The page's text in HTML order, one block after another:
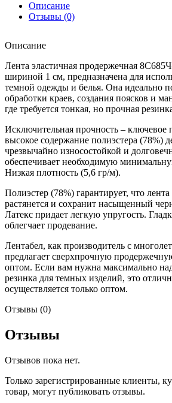
Описание
Отзывы (0)
Описание
Лента эластичная продержечная
шириной 1 см, предназначена для
темной одежды и белья. Она идеально
обработки краев, создания поясков и
где требуется тонкая, но прочная
Исключительная прочность –
высокое содержание полиэстера (78%)
чрезвычайно износостойкой и
обеспечивает необходимую
Низкая плотность (5,6 гр/м).
Полиэстер (78%) гарантирует, что
растянется и сохранит насыщенный
Латекс придает легкую упругость.
облегчает продевание.
Лентабел, как производитель с
предлагает сверхпрочную
оптом. Если вам нужна максимально
резинка для темных изделий, это
осуществляется только оптом.
Отзывы (0)
Отзывы
Отзывов пока нет.
Только зарегистрированные клиенты,
товар, могут публиковать отзывы.